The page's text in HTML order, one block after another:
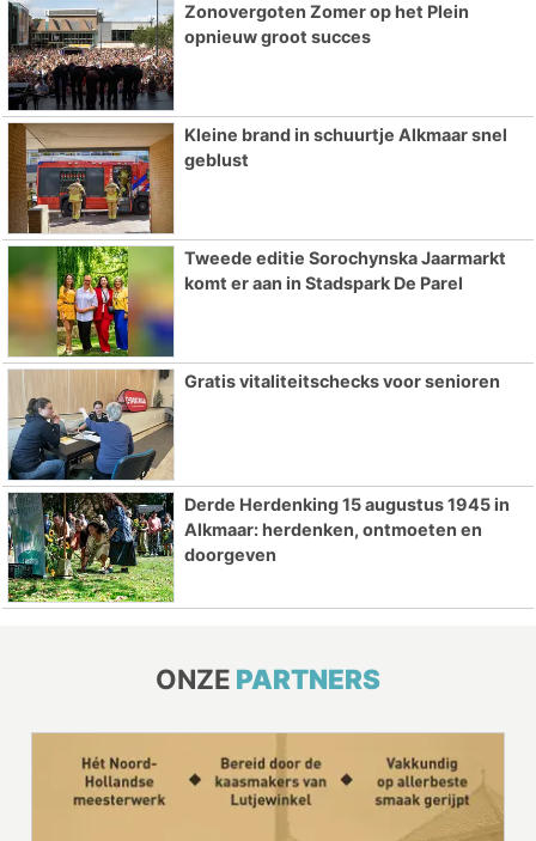
Zonovergoten Zomer op het Plein
opnieuw groot succes
Kleine brand in schuurtje Alkmaar snel
geblust
Tweede editie Sorochynska Jaarmarkt
komt er aan in Stadspark De Parel
Gratis vitaliteitschecks voor senioren
Derde Herdenking 15 augustus 1945 in
Alkmaar: herdenken, ontmoeten en
doorgeven
ONZE PARTNERS